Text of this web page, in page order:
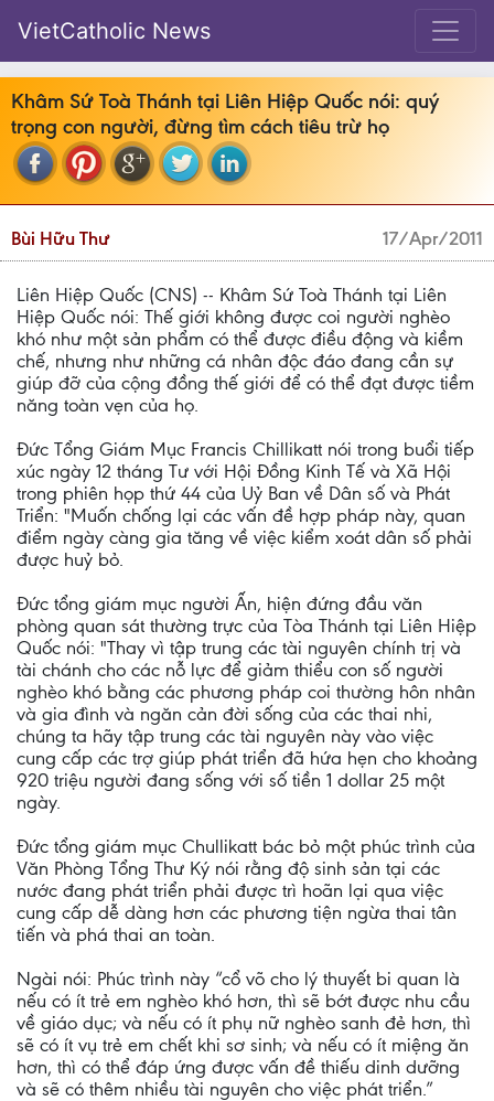
VietCatholic News
Khâm Sứ Toà Thánh tại Liên Hiệp Quốc nói: quý
trọng con người, đừng tìm cách tiêu trừ họ
Bùi Hữu Thư 17/Apr/2011
Liên Hiệp Quốc (CNS) -- Khâm Sứ Toà Thánh tại Liên
Hiệp Quốc nói: Thế giới không được coi người nghèo
khó như một sản phẩm có thể được điều động và kiềm
chế, nhưng như những cá nhân độc đáo đang cần sự
giúp đỡ của cộng đồng thế giới để có thể đạt được tiềm
năng toàn vẹn của họ.
Đức Tổng Giám Mục Francis Chillikatt nói trong buổi tiếp
xúc ngày 12 tháng Tư với Hội Đồng Kinh Tế và Xã Hội
trong phiên họp thứ 44 của Uỷ Ban về Dân số và Phát
Triển: "Muốn chống lại các vấn đề hợp pháp này, quan
điểm ngày càng gia tăng về việc kiểm xoát dân số phải
được huỷ bỏ.
Đức tổng giám mục người Ấn, hiện đứng đầu văn
phòng quan sát thường trực của Tòa Thánh tại Liên Hiệp
Quốc nói: "Thay vì tập trung các tài nguyên chính trị và
tài chánh cho các nỗ lực để giảm thiểu con số người
nghèo khó bằng các phương pháp coi thường hôn nhân
và gia đình và ngăn cản đời sống của các thai nhi,
chúng ta hãy tập trung các tài nguyên này vào việc
cung cấp các trợ giúp phát triển đã hứa hẹn cho khoảng
920 triệu người đang sống với số tiền 1 dollar 25 một
ngày.
Đức tổng giám mục Chullikatt bác bỏ một phúc trình của
Văn Phòng Tổng Thư Ký nói rằng độ sinh sản tại các
nước đang phát triển phải được trì hoãn lại qua việc
cung cấp dễ dàng hơn các phương tiện ngừa thai tân
tiến và phá thai an toàn.
Ngài nói: Phúc trình này “cổ võ cho lý thuyết bi quan là
nếu có ít trẻ em nghèo khó hơn, thì sẽ bớt được nhu cầu
về giáo dục; và nếu có ít phụ nữ nghèo sanh đẻ hơn, thì
sẽ có ít vụ trẻ em chết khi sơ sinh; và nếu có ít miệng ăn
hơn, thì có thể đáp ứng được vấn đề thiếu dinh dưỡng
và sẽ có thêm nhiều tài nguyên cho việc phát triển.”